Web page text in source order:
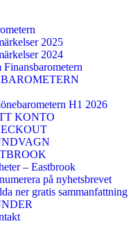
2025
2024
Finansbarometern
H1 2026
KONTO
– Eastbrook
på nyhetsbrevet
ner gratis sammanfattning